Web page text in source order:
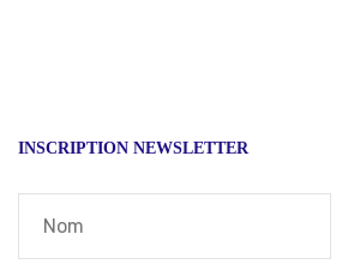
INSCRIPTION NEWSLETTER